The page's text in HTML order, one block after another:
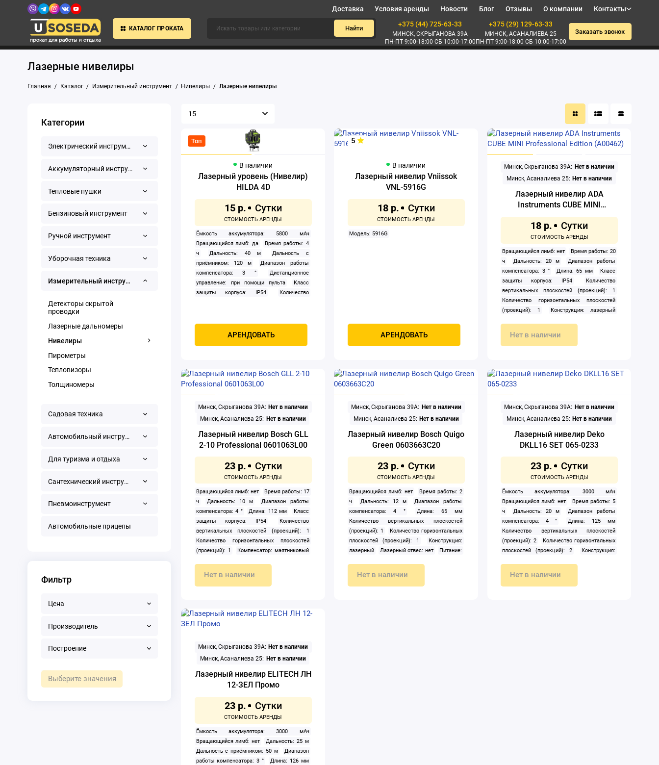
Доставка Условия аренды Новости Блог Отзывы О компании Контакты
КАТАЛОГ ПРОКАТА Найти
+375 (44) 725-63-33
МИНСК, СКРЫГАНОВА 39А
ПН-ПТ 9:00-18:00 СБ 10:00-17:00
+375 (29) 129-63-33
МИНСК, АСАНАЛИЕВА 25
ПН-ПТ 9:00-18:00 СБ 10:00-17:00
Заказать звонок
Лазерные нивелиры
Главная Каталог Измерительный инструмент Нивелиры Лазерные нивелиры
Категории
Электрический инструмент
Аккумуляторный инструмент
Тепловые пушки
Бензиновый инструмент
Ручной инструмент
Уборочная техника
Измерительный инструмент
Детекторы скрытой
проводки
Лазерные дальномеры
Нивелиры
Пирометры
Тепловизоры
Толщиномеры
Садовая техника
Автомобильный инструмент
Для туризма и отдыха
Сантехнический инструмент
Пневмоинструмент
Автомобильные прицепы
Фильтр
Цена
Производитель
Построение
Выберите значения
Топ
В наличии
Лазерный уровень (Нивелир)
HILDA 4D
15 р.
Ёмкость аккумулятора: 5800 мАч
Вращающийся лимб: да
Время работы: 4
ч
Дальность: 40 м
Дальность с
приёмником: 120 м
Диапазон работы
компенсатора: 3 °
Дистанционное
управление: при помощи пульта
Класс
защиты корпуса: IP54
Количество
Конструкция: лазерный
Лазерный отвес:
положении: да
Регулировка наклона: нет
Регулируемые опоры: да
Угол развёртки вертикального луча: 360 °
Угол развёртки горизонтального луча: 360 °
Цвет луча: зеленый
АРЕНДОВАТЬ
5
В наличии
Лазерный нивелир Vniissok
VNL-5916G
18 р.
Модель: 5916G
АРЕНДОВАТЬ
Минск, Скрыганова 39А: Нет в наличии
Минск, Асаналиева 25: Нет в наличии
Лазерный нивелир ADA
Instruments CUBE MINI
Professional Edition (А00462)
18 р.
Вращающийся лимб: нет
Время работы: 20
ч
Дальность: 20 м
Диапазон работы
компенсатора: 3 °
Длина: 65 мм
Класс
защиты корпуса: IP54
Количество
вертикальных плоскостей (проекций): 1
Количество горизонтальных плоскостей
(проекций): 1
Конструкция: лазерный
Регулируемые опоры: нет
Режим сканирования: нет
Нет в наличии
Минск, Скрыганова 39А: Нет в наличии
Минск, Асаналиева 25: Нет в наличии
Лазерный нивелир Bosch GLL
2-10 Professional 0601063L00
23 р.
Вращающийся лимб: нет
Время работы: 17
ч
Дальность: 10 м
Диапазон работы
компенсатора: 4 °
Длина: 112 мм
Класс
защиты корпуса: IP54
Количество
вертикальных плоскостей (проекций): 1
Количество горизонтальных плоскостей
(проекций): 1
Компенсатор: маятниковый
температура: от -10 до +50 °С
Регулировка
наклона: нет
Регулируемые опоры: нет
Режим сканирования: нет
Точность: 3 мм/10 м
Цвет: синий
Цвет
луча: красный
Нет в наличии
Минск, Скрыганова 39А: Нет в наличии
Минск, Асаналиева 25: Нет в наличии
Лазерный нивелир Bosch Quigo
Green 0603663C20
23 р.
Вращающийся лимб: нет
Время работы: 2
ч
Дальность: 12 м
Диапазон работы
компенсатора: 4 °
Длина: 65 мм
Количество вертикальных плоскостей
(проекций): 1
Количество горизонтальных
плоскостей (проекций): 1
Конструкция:
лазерный
Лазерный отвес: нет
Питание:
Нет в наличии
Минск, Скрыганова 39А: Нет в наличии
Минск, Асаналиева 25: Нет в наличии
Лазерный нивелир Deko
DKLL16 SET 065-0233
23 р.
Ёмкость аккумулятора: 3000 мАч
Вращающийся лимб: нет
Время работы: 5
ч
Дальность: 20 м
Диапазон работы
компенсатора: 4 °
Длина: 125 мм
Количество вертикальных плоскостей
(проекций): 2
Количество горизонтальных
плоскостей (проекций): 2
Конструкция:
Нет в наличии
Минск, Скрыганова 39А: Нет в наличии
Минск, Асаналиева 25: Нет в наличии
Лазерный нивелир ELITECH ЛН
12-ЗЕЛ Промо
23 р.
Ёмкость аккумулятора: 3000 мАч
Вращающийся лимб: нет
Дальность: 25 м
Дальность с приёмником: 50 м
Диапазон
работы компенсатора: 3 °
Длина: 126 мм